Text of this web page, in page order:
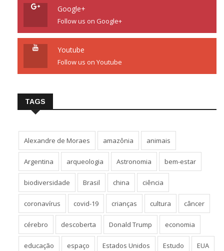
Google+
Follow us on Google+
Youtube
Follow us on Youtube
TAGS
Alexandre de Moraes amazônia animais
Argentina arqueologia Astronomia bem-estar
biodiversidade Brasil china ciência
coronavírus covid-19 crianças cultura câncer
cérebro descoberta Donald Trump economia
educação espaço Estados Unidos Estudo EUA